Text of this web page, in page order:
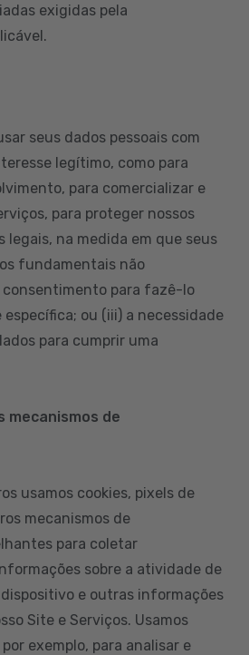
exigidas pela
seus dados pessoais com
legítimo, como para
para comercializar e
para proteger nossos
legais, na medida em que seus
fundamentais não
consentimento para fazê-lo
ou (iii) a necessidade
para cumprir uma
mecanismos de
usamos cookies, pixels de
mecanismos de
para coletar
sobre a atividade de
e outras informações
Site e Serviços. Usamos
exemplo, para analisar e